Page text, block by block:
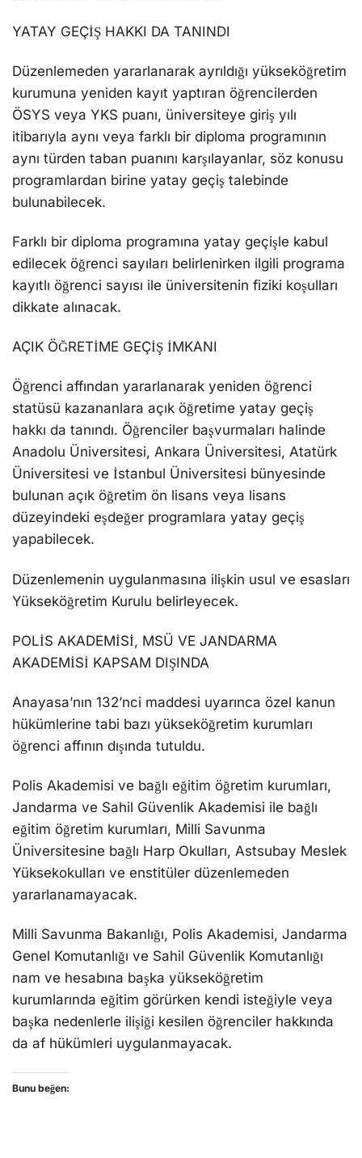
YATAY GEÇİŞ HAKKI DA TANINDI
Düzenlemeden yararlanarak ayrıldığı yükseköğretim
kurumuna yeniden kayıt yaptıran öğrencilerden
ÖSYS veya YKS puanı, üniversiteye giriş yılı
itibarıyla aynı veya farklı bir diploma programının
aynı türden taban puanını karşılayanlar, söz konusu
programlardan birine yatay geçiş talebinde
bulunabilecek.
Farklı bir diploma programına yatay geçişle kabul
edilecek öğrenci sayıları belirlenirken ilgili programa
kayıtlı öğrenci sayısı ile üniversitenin fiziki koşulları
dikkate alınacak.
AÇIK ÖĞRETİME GEÇİŞ İMKANI
Öğrenci affından yararlanarak yeniden öğrenci
statüsü kazananlara açık öğretime yatay geçiş
hakkı da tanındı. Öğrenciler başvurmaları halinde
Anadolu Üniversitesi, Ankara Üniversitesi, Atatürk
Üniversitesi ve İstanbul Üniversitesi bünyesinde
bulunan açık öğretim ön lisans veya lisans
düzeyindeki eşdeğer programlara yatay geçiş
yapabilecek.
Düzenlemenin uygulanmasına ilişkin usul ve esasları
Yükseköğretim Kurulu belirleyecek.
POLİS AKADEMİSİ, MSÜ VE JANDARMA
AKADEMİSİ KAPSAM DIŞINDA
Anayasa’nın 132’nci maddesi uyarınca özel kanun
hükümlerine tabi bazı yükseköğretim kurumları
öğrenci affının dışında tutuldu.
Polis Akademisi ve bağlı eğitim öğretim kurumları,
Jandarma ve Sahil Güvenlik Akademisi ile bağlı
eğitim öğretim kurumları, Milli Savunma
Üniversitesine bağlı Harp Okulları, Astsubay Meslek
Yüksekokulları ve enstitüler düzenlemeden
yararlanamayacak.
Milli Savunma Bakanlığı, Polis Akademisi, Jandarma
Genel Komutanlığı ve Sahil Güvenlik Komutanlığı
nam ve hesabına başka yükseköğretim
kurumlarında eğitim görürken kendi isteğiyle veya
başka nedenlerle ilişiği kesilen öğrenciler hakkında
da af hükümleri uygulanmayacak.
Bunu beğen: